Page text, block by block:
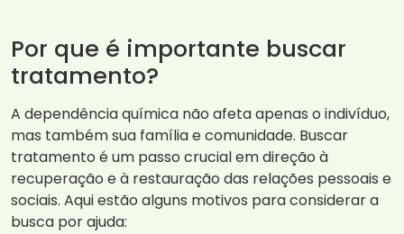
Por que é importante buscar
tratamento?
A dependência química não afeta apenas o indivíduo,
mas também sua família e comunidade. Buscar
tratamento é um passo crucial em direção à
recuperação e à restauração das relações pessoais e
sociais. Aqui estão alguns motivos para considerar a
busca por ajuda: